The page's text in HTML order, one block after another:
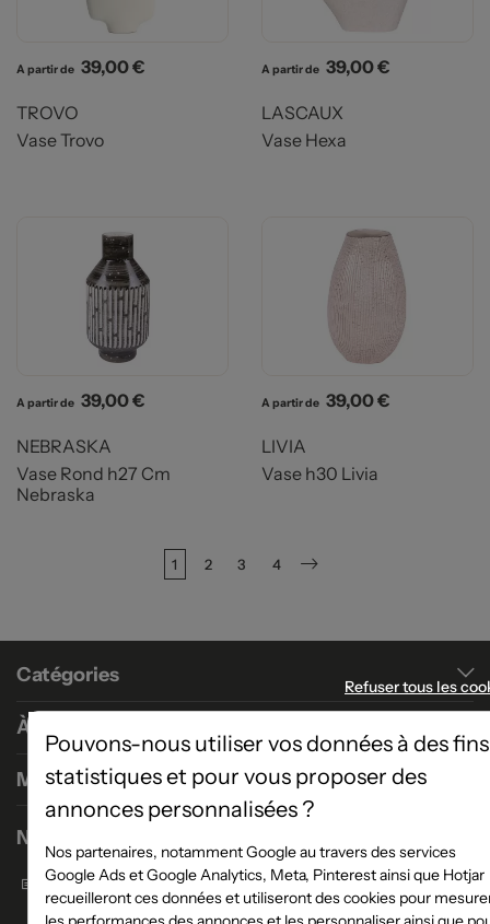
A partir de Prix
39,00 €
TROVO
Vase Trovo
A partir de Prix
39,00 €
LASCAUX
Vase Hexa
A partir de Prix
39,00 €
NEBRASKA
Vase Rond h27 Cm
Nebraska
A partir de Prix
39,00 €
LIVIA
Vase h30 Livia
1 2 3 4 Suivant
Catégories
À propos
Magasins
Nous contacter
Formulaire de contact
Refuser tous les
Pouvons-nous utiliser vos données à des fins
statistiques et pour vous proposer des
annonces personnalisées ?
Nos partenaires, notamment Google au travers des services
Google Ads et Google Analytics, Meta, Pinterest ainsi que Hotjar
recueilleront ces données et utiliseront des cookies pour